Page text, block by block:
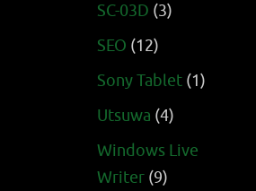
SC-03D (3)
SEO (12)
Sony Tablet (1)
Utsuwa (4)
Windows Live
Writer (9)